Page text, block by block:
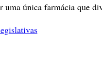
uma única farmácia que